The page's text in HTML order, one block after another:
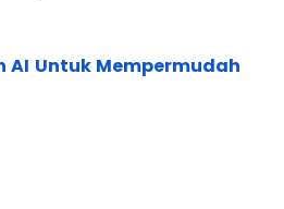
Untuk Mempermudah